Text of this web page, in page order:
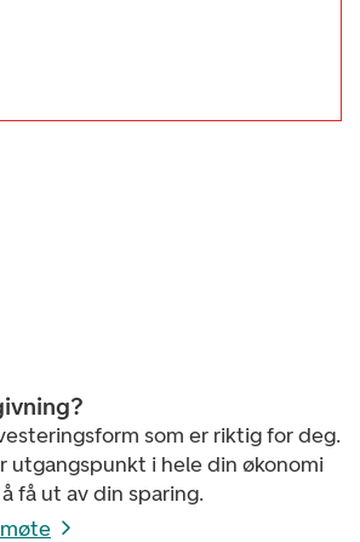
som er riktig for deg.
utgangspunkt i hele din økonomi
få ut av din sparing.